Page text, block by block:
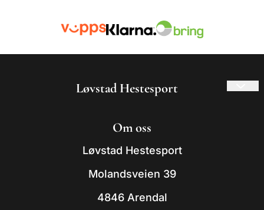
Løvstad Hestesport
- Powered by Mystore.no
Om oss
Løvstad Hestesport
Molandsveien 39
4846 Arendal